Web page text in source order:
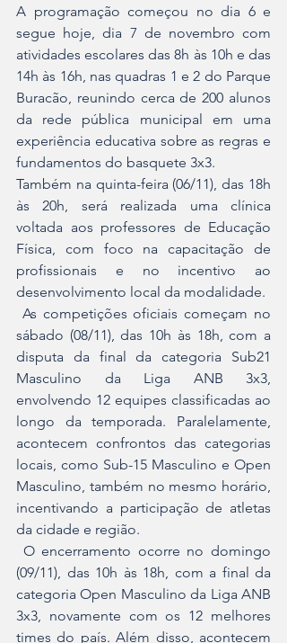
A programação começou no dia 6 e
segue hoje, dia 7 de novembro com
atividades escolares das 8h às 10h e das
14h às 16h, nas quadras 1 e 2 do Parque
Buracão, reunindo cerca de 200 alunos
da rede pública municipal em uma
experiência educativa sobre as regras e
fundamentos do basquete 3x3.
Também na quinta-feira (06/11), das 18h
às 20h, será realizada uma clínica
voltada aos professores de Educação
Física, com foco na capacitação de
profissionais e no incentivo ao
desenvolvimento local da modalidade.
As competições oficiais começam no
sábado (08/11), das 10h às 18h, com a
disputa da final da categoria Sub21
Masculino da Liga ANB 3x3,
envolvendo 12 equipes classificadas ao
longo da temporada. Paralelamente,
acontecem confrontos das categorias
locais, como Sub-15 Masculino e Open
Masculino, também no mesmo horário,
incentivando a participação de atletas
da cidade e região.
O encerramento ocorre no domingo
(09/11), das 10h às 18h, com a final da
categoria Open Masculino da Liga ANB
3x3, novamente com os 12 melhores
times do país. Além disso, acontecem